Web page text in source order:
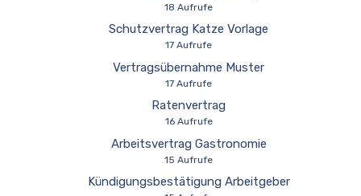
18 Aufrufe
Schutzvertrag Katze Vorlage
17 Aufrufe
Vertragsübernahme Muster
17 Aufrufe
Ratenvertrag
16 Aufrufe
Arbeitsvertrag Gastronomie
15 Aufrufe
Kündigungsbestätigung Arbeitgeber